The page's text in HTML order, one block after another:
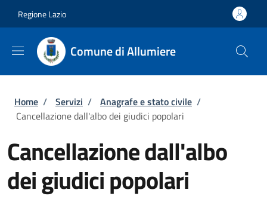
Regione Lazio
Comune di Allumiere
Briciole di pane
Home / Servizi / Anagrafe e stato civile /
Cancellazione dall'albo dei giudici popolari
Cancellazione dall'albo
dei giudici popolari